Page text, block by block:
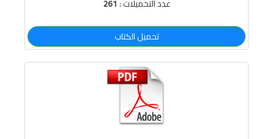
عدد التحميلات :261
تحميل الكتاب